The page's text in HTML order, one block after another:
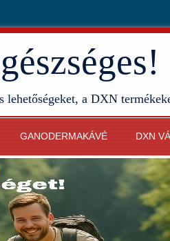
lehetőségeket, a DXN
GANODERMAKÁVÉ DXN